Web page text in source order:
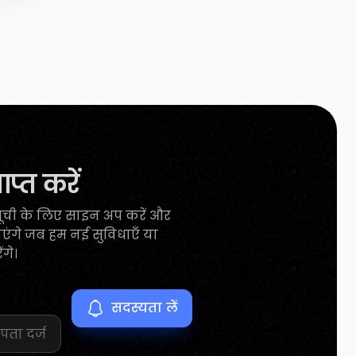
करें
के लिए साइन अप करें और
जब हम नई सुविधाएँ या